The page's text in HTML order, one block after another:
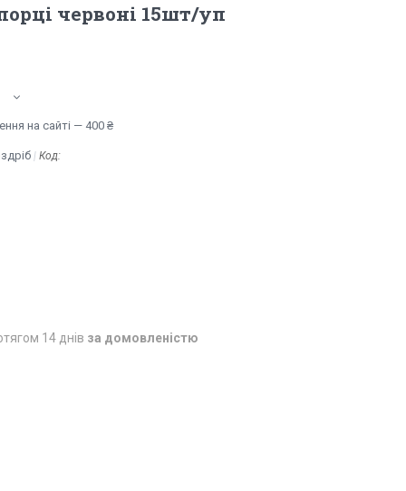
червоні 15шт/уп
на сайті — 400 ₴
Код:
14 днів за домовленістю